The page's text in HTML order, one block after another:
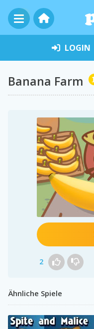
LOGIN
Banana Farm
2
Ähnliche Spiele